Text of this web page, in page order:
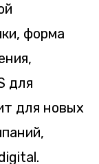
форма
для
для новых